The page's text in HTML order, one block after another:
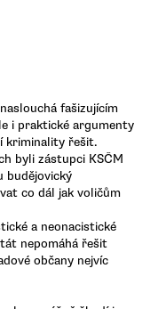
fašizujícím
i praktické argumenty
kriminality řešit.
byli zástupci KSČM
budějovický
co dál jak voličům
a neonacistické
nepomáhá řešit
občany nejvíc